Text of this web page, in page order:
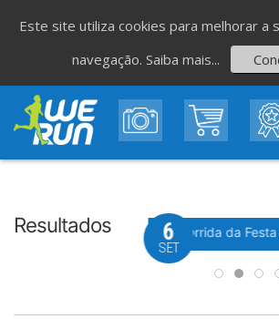
Resultados
de São Romão 37ª Corrida da
6
SET
Este site utiliza cookies para melhorar a
navegação. Saiba mais...